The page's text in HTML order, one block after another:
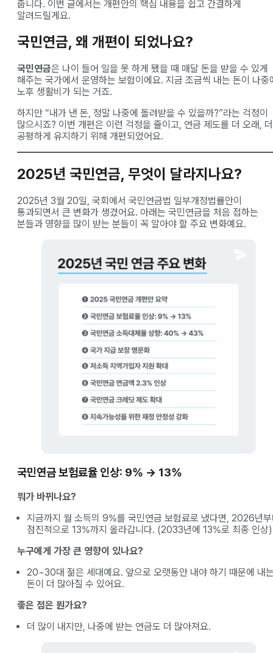
줍니다. 이번 글에서는 개편안의 핵심 내용을 쉽고 간결하게
알려드릴게요.
국민연금, 왜 개편이 되었나요?
국민연금은 나이 들어 일을 못 하게 됐을 때 매달 돈을 받을 수 있게
해주는 국가에서 운영하는 보험이에요. 지금 조금씩 내는 돈이 나중
노후 생활비가 되는 거죠.
하지만 “내가 낸 돈, 정말 나중에 돌려받을 수 있을까?”라는 걱정이
많으시죠? 이번 개편은 이런 걱정을 줄이고, 연금 제도를 더 오래, 더
공평하게 유지하기 위해 개편되었어요.
2025년 국민연금, 무엇이 달라지나요?
2025년 3월 20일, 국회에서 국민연금법 일부개정법률안이
통과되면서 큰 변화가 생겼어요. 아래는 국민연금을 처음 접하는
분들과 영향을 많이 받는 분들이 꼭 알아야 할 주요 변화예요.
국민연금 보험료율 인상: 9% → 13%
뭐가 바뀌나요?
지금까지 월 소득의 9%를 국민연금 보험료로 냈다면, 2026년
점진적으로 13%까지 올라갑니다. (2033년에 13%로 최종 인상)
누구에게 가장 큰 영향이 있나요?
20~30대 젊은 세대예요. 앞으로 오랫동안 내야 하기 때문에 내
돈이 더 많아질 수 있어요.
좋은 점은 뭔가요?
더 많이 내지만, 나중에 받는 연금도 더 많아져요.